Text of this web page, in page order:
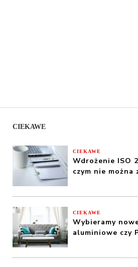
CIEKAWE
CIEKAWE
Wdrożenie ISO
czym nie można
CIEKAWE
Wybieramy
aluminiowe czy